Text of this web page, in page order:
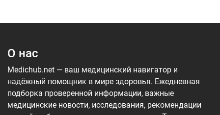
О нас
Medichub.net — ваш медицинский навигатор и
надёжный помощник в мире здоровья. Ежедневная
подборка проверенной информации, важные
медицинские новости, исследования, рекомендации